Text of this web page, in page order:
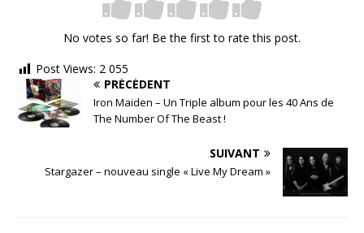
No votes so far! Be the first to rate this post.
Post Views: 2 055
PRÉCÉDENT
Iron Maiden – Un Triple album pour les 40 Ans de
The Number Of The Beast !
SUIVANT
Stargazer – nouveau single « Live My Dream »